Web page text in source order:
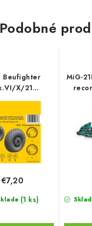
Podobné
Beufighter
X/21
- Late
Tread
Pattern
(1 ks)
€7,20
MiG-